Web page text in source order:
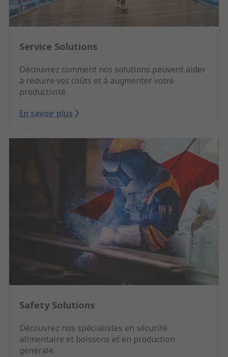
Service Solutions
Découvrez comment nos solutions peuvent aider
à réduire vos coûts et à augmenter votre
productivité.
En savoir plus
Safety Solutions
Découvrez nos spécialistes en sécurité
alimentaire et boissons et en production
générale.